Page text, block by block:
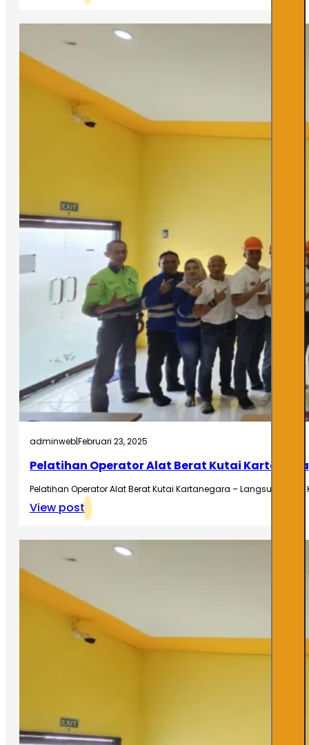
adminweb|Februari 23, 2025
Pelatihan Operator Alat Berat Kutai
Pelatihan Operator Alat Berat Kutai Kartanegara – Langsung
View post